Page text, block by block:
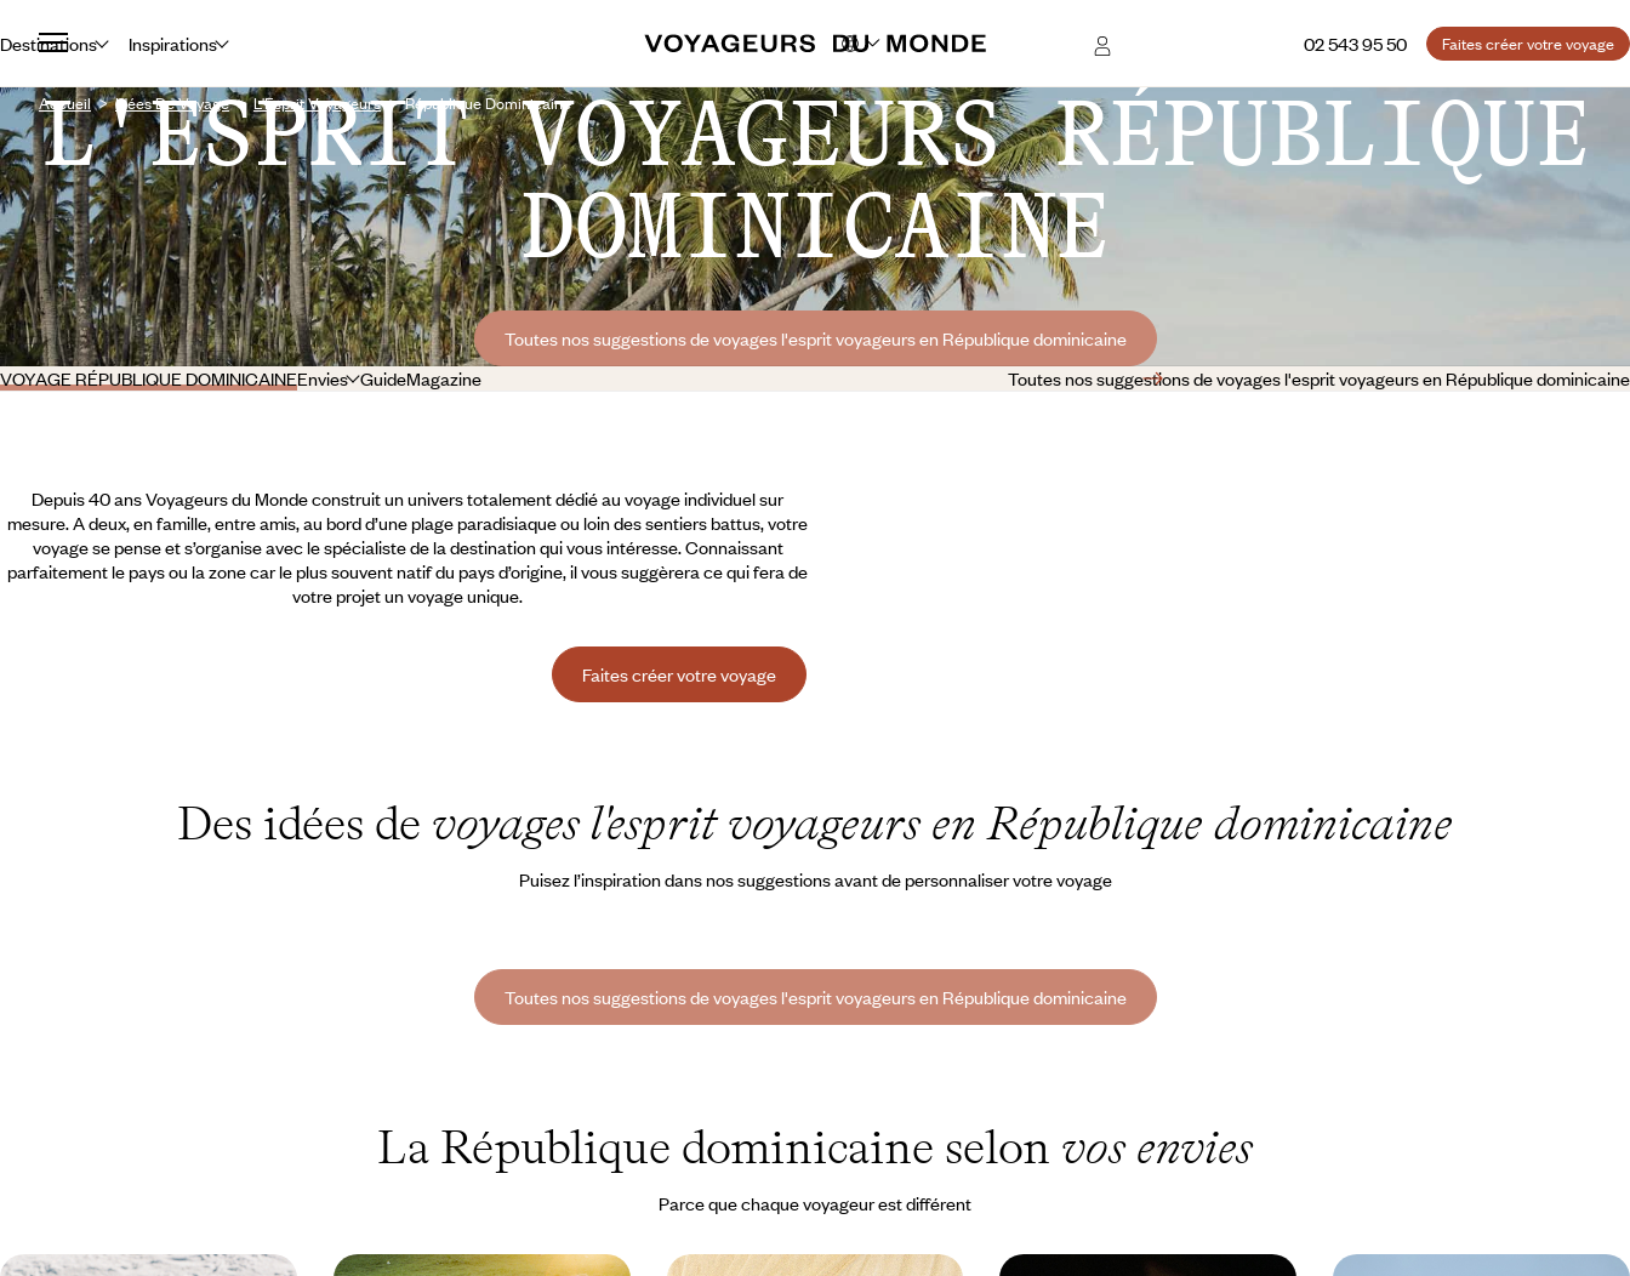
Destinations Inspirations 02 543 95 50 Faites créer votre voyage
Accueil Idées De Voyage L'Esprit Voyageurs République Dominicaine
L'ESPRIT VOYAGEURS RÉPUBLIQUE
DOMINICAINE
Toutes nos suggestions de voyages l'esprit voyageurs en République dominicaine
VOYAGE RÉPUBLIQUE DOMINICAINEEnvies GuideMagazine Toutes nos suggestions de voyages l'esprit voyageurs en République dominicaine
Depuis 40 ans Voyageurs du Monde construit un univers totalement dédié au voyage individuel sur
mesure. A deux, en famille, entre amis, au bord d’une plage paradisiaque ou loin des sentiers battus, votre
voyage se pense et s’organise avec le spécialiste de la destination qui vous intéresse. Connaissant
parfaitement le pays ou la zone car le plus souvent natif du pays d’origine, il vous suggèrera ce qui fera de
votre projet un voyage unique.
Faites créer votre voyage
Des idées de voyages l'esprit voyageurs en République dominicaine
Puisez l’inspiration dans nos suggestions avant de personnaliser votre voyage
Toutes nos suggestions de voyages l'esprit voyageurs en République dominicaine
La République dominicaine selon vos envies
Parce que chaque voyageur est différent